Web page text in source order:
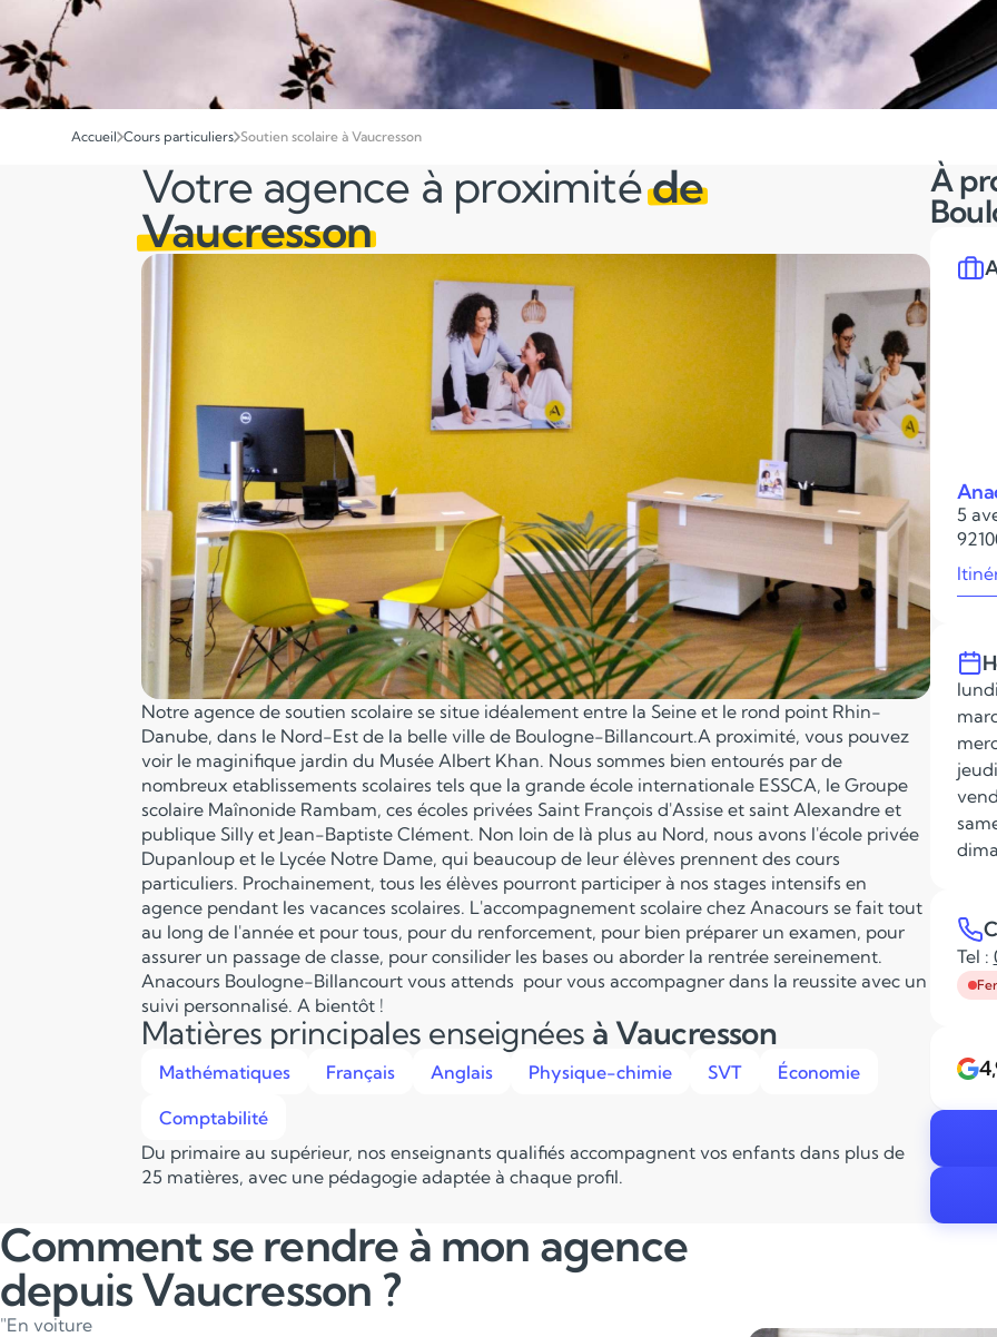
Accueil Cours particuliers Soutien scolaire à Vaucresson
Votre agence à proximitéde
Vaucresson
Notre agence de soutien scolaire se situe idéalement entre la Seine et le rond point Rhin-
Danube, dans le Nord-Est de la belle ville de Boulogne-Billancourt.A proximité, vous pouvez
voir le maginifique jardin du Musée Albert Khan. Nous sommes bien entourés par de
nombreux etablissements scolaires tels que la grande école internationale ESSCA, le Groupe
scolaire Maînonide Rambam, ces écoles privées Saint François d'Assise et saint Alexandre et
publique Silly et Jean-Baptiste Clément. Non loin de là plus au Nord, nous avons l'école privée
Dupanloup et le Lycée Notre Dame, qui beaucoup de leur élèves prennent des cours
particuliers. Prochainement, tous les élèves pourront participer à nos stages intensifs en
agence pendant les vacances scolaires. L'accompagnement scolaire chez Anacours se fait tout
au long de l'année et pour tous, pour du renforcement, pour bien préparer un examen, pour
assurer un passage de classe, pour consilider les bases ou aborder la rentrée sereinement.
Anacours Boulogne-Billancourt vous attends pour vous accompagner dans la reussite avec un
suivi personnalisé. A bientôt !
Matières principales enseignées à Vaucresson
Mathématiques Français Anglais Physique-chimie SVT Économie
Comptabilité
Du primaire au supérieur, nos enseignants qualifiés accompagnent vos enfants dans plus de
25 matières, avec une pédagogie adaptée à chaque profil.
À
5
Tel :
Comment se rendre à mon agence
depuis Vaucresson ?
"En voiture